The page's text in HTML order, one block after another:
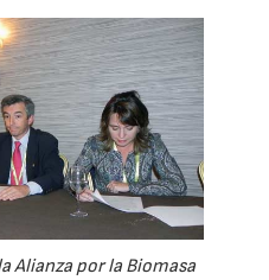
Alianza por la Biomasa